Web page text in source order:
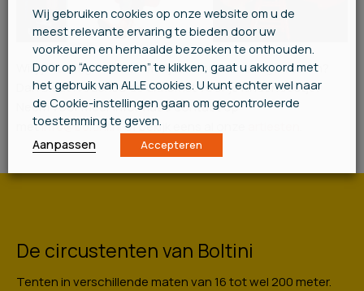
Wil jij iets origineels en vrolijks voor je kind organiseren?
Dan biedt Frederico dé uitkomst voor je kinderfeestje!
Neem voor meer informatie contact op
metinfo@boltini.nlof bekijk eens al onze
De circustenten van Boltini
Tenten in verschillende maten van 16 tot wel 200 meter.
Wij gebruiken cookies op onze website om u de
meest relevante ervaring te bieden door uw
voorkeuren en herhaalde bezoeken te onthouden.
Door op “Accepteren” te klikken, gaat u akkoord met
het gebruik van ALLE cookies. U kunt echter wel naar
de Cookie-instellingen gaan om gecontroleerde
toestemming te geven.
Aanpassen
Accepteren